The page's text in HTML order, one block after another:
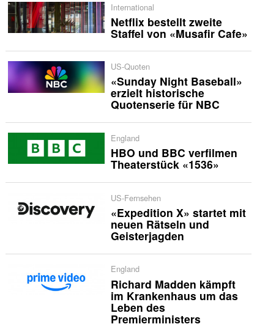
International
Netflix bestellt zweite
Staffel von «Musafir Cafe»
US-Quoten
«Sunday Night Baseball»
erzielt historische
Quotenserie für NBC
England
HBO und BBC verfilmen
Theaterstück «1536»
US-Fernsehen
«Expedition X» startet mit
neuen Rätseln und
Geisterjagden
England
Richard Madden kämpft
im Krankenhaus um das
Leben des
Premierministers